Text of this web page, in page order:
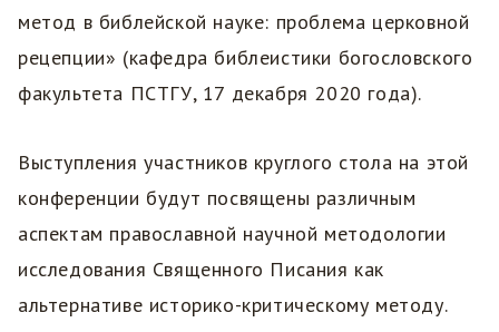
метод в библейской науке: проблема церковной
рецепции» (кафедра библеистики богословского
факультета ПСТГУ, 17 декабря 2020 года).
Выступления участников круглого стола на этой
конференции будут посвящены различным
аспектам православной научной методологии
исследования Священного Писания как
альтернативе историко-критическому методу.